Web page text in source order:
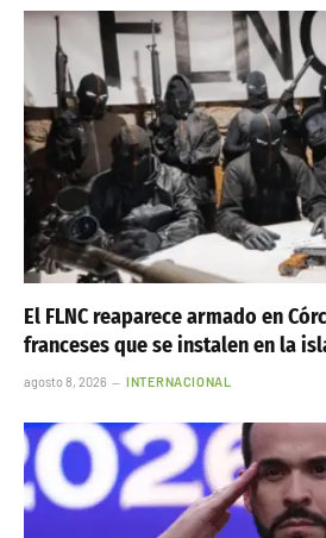
El FLNC reaparece armado en
franceses que se instalen en la
agosto 8, 2026 INTERNACIONAL